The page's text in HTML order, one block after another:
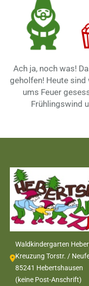
Ach ja, noch was!
geholfen! Heute sind
ums Feuer
Frühlingswind
Waldkindergarten
Kreuzung Torstr. /
85241 Hebertshausen
(keine Post-Anschrift)